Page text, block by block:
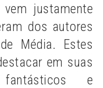
justamente
dos autores
Média. Estes
em suas
e